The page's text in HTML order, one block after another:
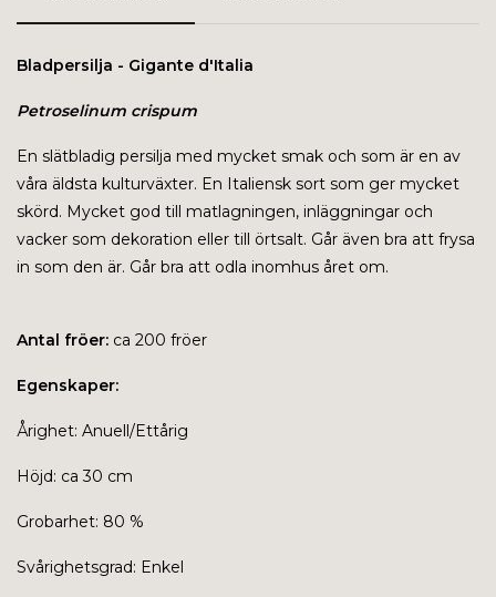
Bladpersilja - Gigante d'Italia
Petroselinum crispum
En slätbladig persilja med mycket smak och som är en av
våra äldsta kulturväxter. En Italiensk sort som ger mycket
skörd. Mycket god till matlagningen, inläggningar och
vacker som dekoration eller till örtsalt. Går även bra att frysa
in som den är. Går bra att odla inomhus året om.
Antal fröer: ca 200 fröer
Egenskaper:
Årighet: Anuell/Ettårig
Höjd: ca 30 cm
Grobarhet: 80 %
Svårighetsgrad: Enkel